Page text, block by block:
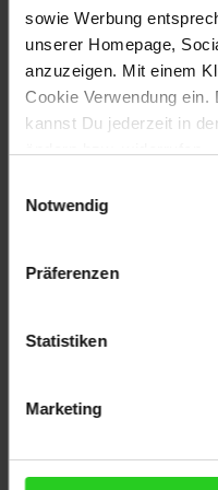
sowie Werbung
unserer Homepage,
anzuzeigen. Mit einem
Cookie Verwendung ein.
kannst Du jederzeit in
Notwendig
Präferenzen
Statistiken
Marketing
Größe: 3XL
farbe: Sand/Brown
Artikelnummer:
EAN: 4255581515986
Artikel gehört zur